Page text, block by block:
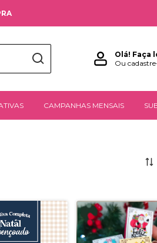
Olá! Faça
Ou
CAMPANHAS MENSAIS